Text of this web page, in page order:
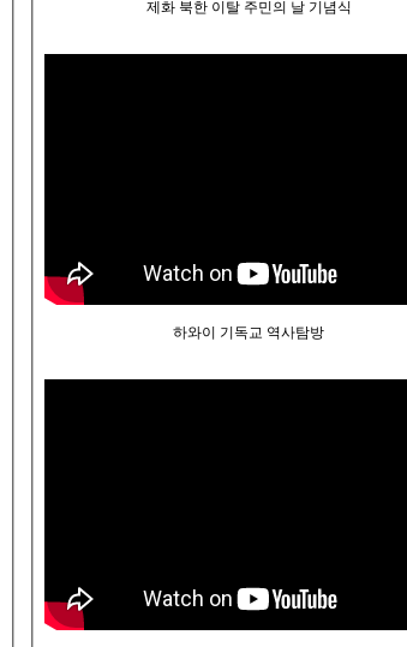
제화 북한 이탈 주민의 날 기념식
하와이 기독교 역사탐방